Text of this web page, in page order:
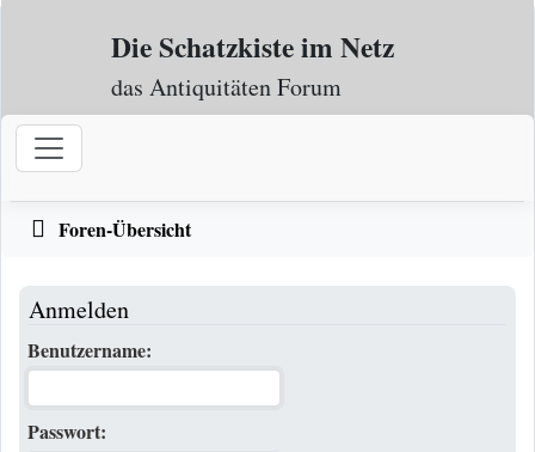
Zum Inhalt
Die Schatzkiste im Netz
das Antiquitäten Forum
Foren-Übersicht
Anmelden
Benutzername:
Passwort: